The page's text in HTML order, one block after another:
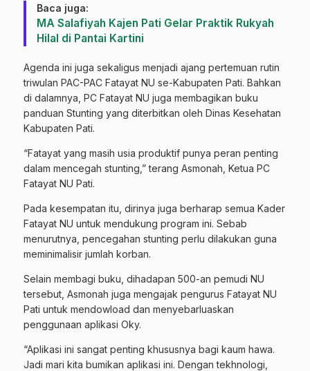
Baca juga:
MA Salafiyah Kajen Pati Gelar Praktik Rukyah
Hilal di Pantai Kartini
Agenda ini juga sekaligus menjadi ajang pertemuan rutin
triwulan PAC-PAC Fatayat NU se-Kabupaten Pati. Bahkan
di dalamnya, PC Fatayat NU juga membagikan buku
panduan Stunting yang diterbitkan oleh Dinas Kesehatan
Kabupaten Pati.
“Fatayat yang masih usia produktif punya peran penting
dalam mencegah stunting,” terang Asmonah, Ketua PC
Fatayat NU Pati.
Pada kesempatan itu, dirinya juga berharap semua Kader
Fatayat NU untuk mendukung program ini. Sebab
menurutnya, pencegahan stunting perlu dilakukan guna
meminimalisir jumlah korban.
Selain membagi buku, dihadapan 500-an pemudi NU
tersebut, Asmonah juga mengajak pengurus Fatayat NU
Pati untuk mendowload dan menyebarluaskan
penggunaan aplikasi Oky.
“Aplikasi ini sangat penting khususnya bagi kaum hawa.
Jadi mari kita bumikan aplikasi ini. Dengan tekhnologi,